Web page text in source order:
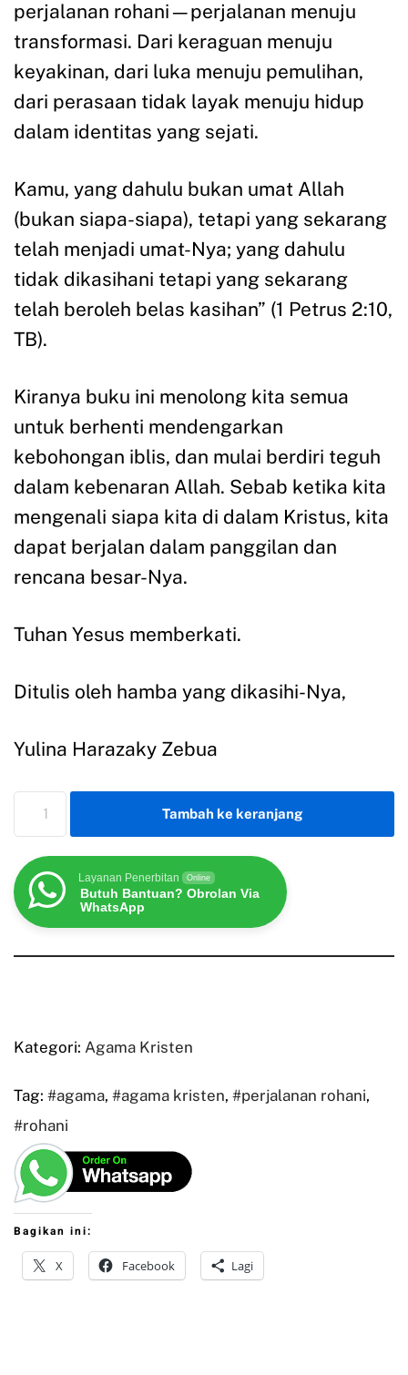
perjalanan rohani—perjalanan menuju
transformasi. Dari keraguan menuju
keyakinan, dari luka menuju pemulihan,
dari perasaan tidak layak menuju hidup
dalam identitas yang sejati.
Kamu, yang dahulu bukan umat Allah
(bukan siapa-siapa), tetapi yang sekarang
telah menjadi umat-Nya; yang dahulu
tidak dikasihani tetapi yang sekarang
telah beroleh belas kasihan” (1 Petrus 2:10,
TB).
Kiranya buku ini menolong kita semua
untuk berhenti mendengarkan
kebohongan iblis, dan mulai berdiri teguh
dalam kebenaran Allah. Sebab ketika kita
mengenali siapa kita di dalam Kristus, kita
dapat berjalan dalam panggilan dan
rencana besar-Nya.
Tuhan Yesus memberkati.
Ditulis oleh hamba yang dikasihi-Nya,
Yulina Harazaky Zebua
Tambah ke keranjang
Layanan Penerbitan Online
Butuh Bantuan? Obrolan Via
WhatsApp
Kategori: Agama Kristen
Tag: #agama, #agama kristen, #perjalanan rohani,
#rohani
Bagikan ini:
X Facebook Lagi